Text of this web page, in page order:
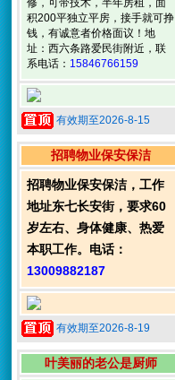
修，可带技术，半年房租，面
积200平独立平房，接手就可挣
钱，有诚意者价格面议！地
址：西六条路爱民街附近，联
系电话： 15846766159
有效期至2026-8-15
招聘物业保安保洁
招聘物业保安保洁，工作
地址东七长安街，要求60
岁左右、身体健康、热爱
本职工作。电话：
13009882187
有效期至2026-8-19
叶美丽的老公是厨师